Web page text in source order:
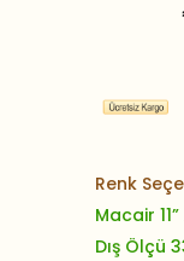
Renk
Macair
Dış Ölçü